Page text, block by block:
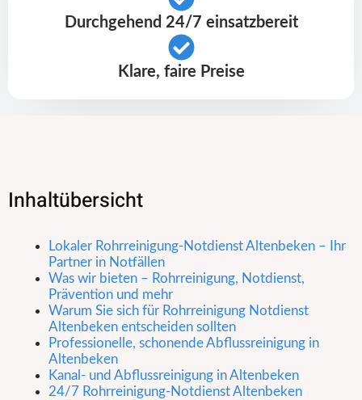
Durchgehend 24/7 einsatzbereit
Klare, faire Preise
Inhaltübersicht
Lokaler Rohrreinigung-Notdienst Altenbeken – Ihr
Partner in Notfällen
Was wir bieten – Rohrreinigung, Notdienst,
Prävention und mehr
Warum Sie sich für Rohrreinigung Notdienst
Altenbeken entscheiden sollten
Professionelle, schonende Abflussreinigung in
Altenbeken
Kanal- und Abflussreinigung in Altenbeken
24/7 Rohrreinigung-Notdienst Altenbeken